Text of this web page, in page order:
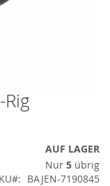
AUF LAGER
Nur 5 übrig
BAJEN-7190845